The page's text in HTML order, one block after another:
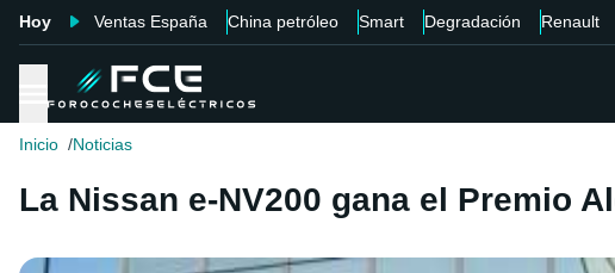
Hoy Ventas España China petróleo Smart Degradación Renault
Inicio Noticias
La Nissan e-NV200 gana el Premio